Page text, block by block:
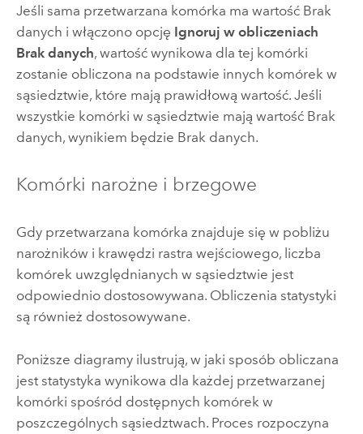
Jeśli sama przetwarzana komórka ma wartość Brak
danych i włączono opcję Ignoruj w obliczeniach
Brak danych, wartość wynikowa dla tej komórki
zostanie obliczona na podstawie innych komórek w
sąsiedztwie, które mają prawidłową wartość. Jeśli
wszystkie komórki w sąsiedztwie mają wartość Brak
danych, wynikiem będzie Brak danych.
Komórki narożne i brzegowe
Gdy przetwarzana komórka znajduje się w pobliżu
narożników i krawędzi rastra wejściowego, liczba
komórek uwzględnianych w sąsiedztwie jest
odpowiednio dostosowywana. Obliczenia statystyki
są również dostosowywane.
Poniższe diagramy ilustrują, w jaki sposób obliczana
jest statystyka wynikowa dla każdej przetwarzanej
komórki spośród dostępnych komórek w
poszczególnych sąsiedztwach. Proces rozpoczyna